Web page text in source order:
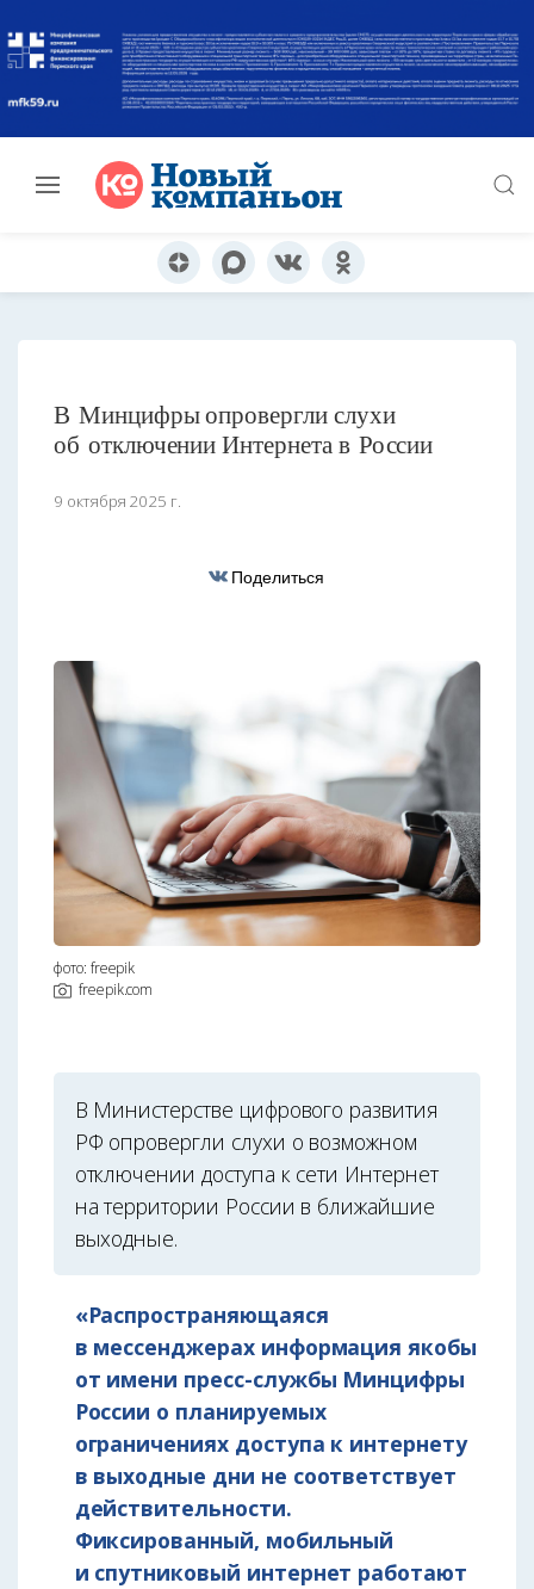
В Минцифры опровергли слухи
об отключении Интернета в России
9 октября 2025 г.
Поделиться
фото: freepik
freepik.com
В Министерстве цифрового развития
РФ опровергли слухи о возможном
отключении доступа к сети Интернет
на территории России в ближайшие
выходные.
«Распространяющаяся
в мессенджерах информация якобы
от имени пресс-службы Минцифры
России о планируемых
ограничениях доступа к интернету
в выходные дни не соответствует
действительности.
Фиксированный, мобильный
и спутниковый интернет работают